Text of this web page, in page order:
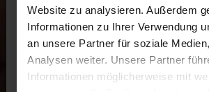
Website zu analysieren. Außerdem
Informationen zu Ihrer Verwendung
an unsere Partner für soziale
Analysen weiter. Unsere Partner
Informationen möglicherweise mit
Sie greifen von Luxembourg auf die
Möchten Sie unsere United States